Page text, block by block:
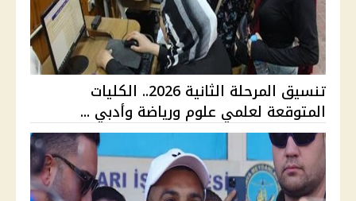
تنسيق المرحلة الثانية 2026.. الكليات
المتوقعة لعلمي علوم ورياضة وأدبي ...